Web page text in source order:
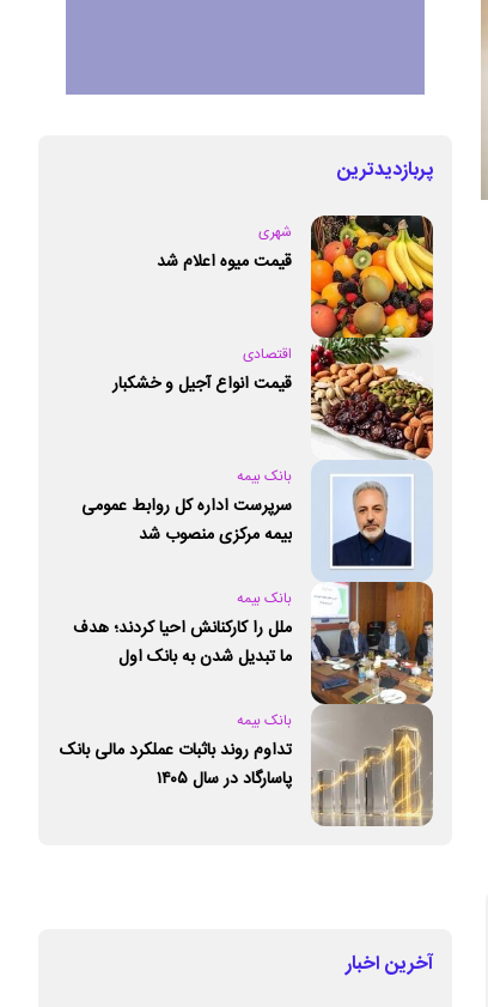
پربازدیدترین
شهری
قیمت میوه اعلام شد
اقتصادی
قیمت انواع آجیل و خشکبار
بانک بیمه
سرپرست اداره کل روابط عمومی
بیمه مرکزی منصوب شد
بانک بیمه
ملل را کارکنانش احیا کردند؛ هدف
ما تبدیل شدن به بانک اول
بانک بیمه
تداوم روند باثبات عملکرد مالی بانک
پاسارگاد در سال ۱۴۰۵
آخرین اخبار